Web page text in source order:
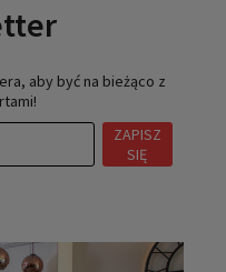
aby być na bieżąco z
ZAPISZ
SIĘ